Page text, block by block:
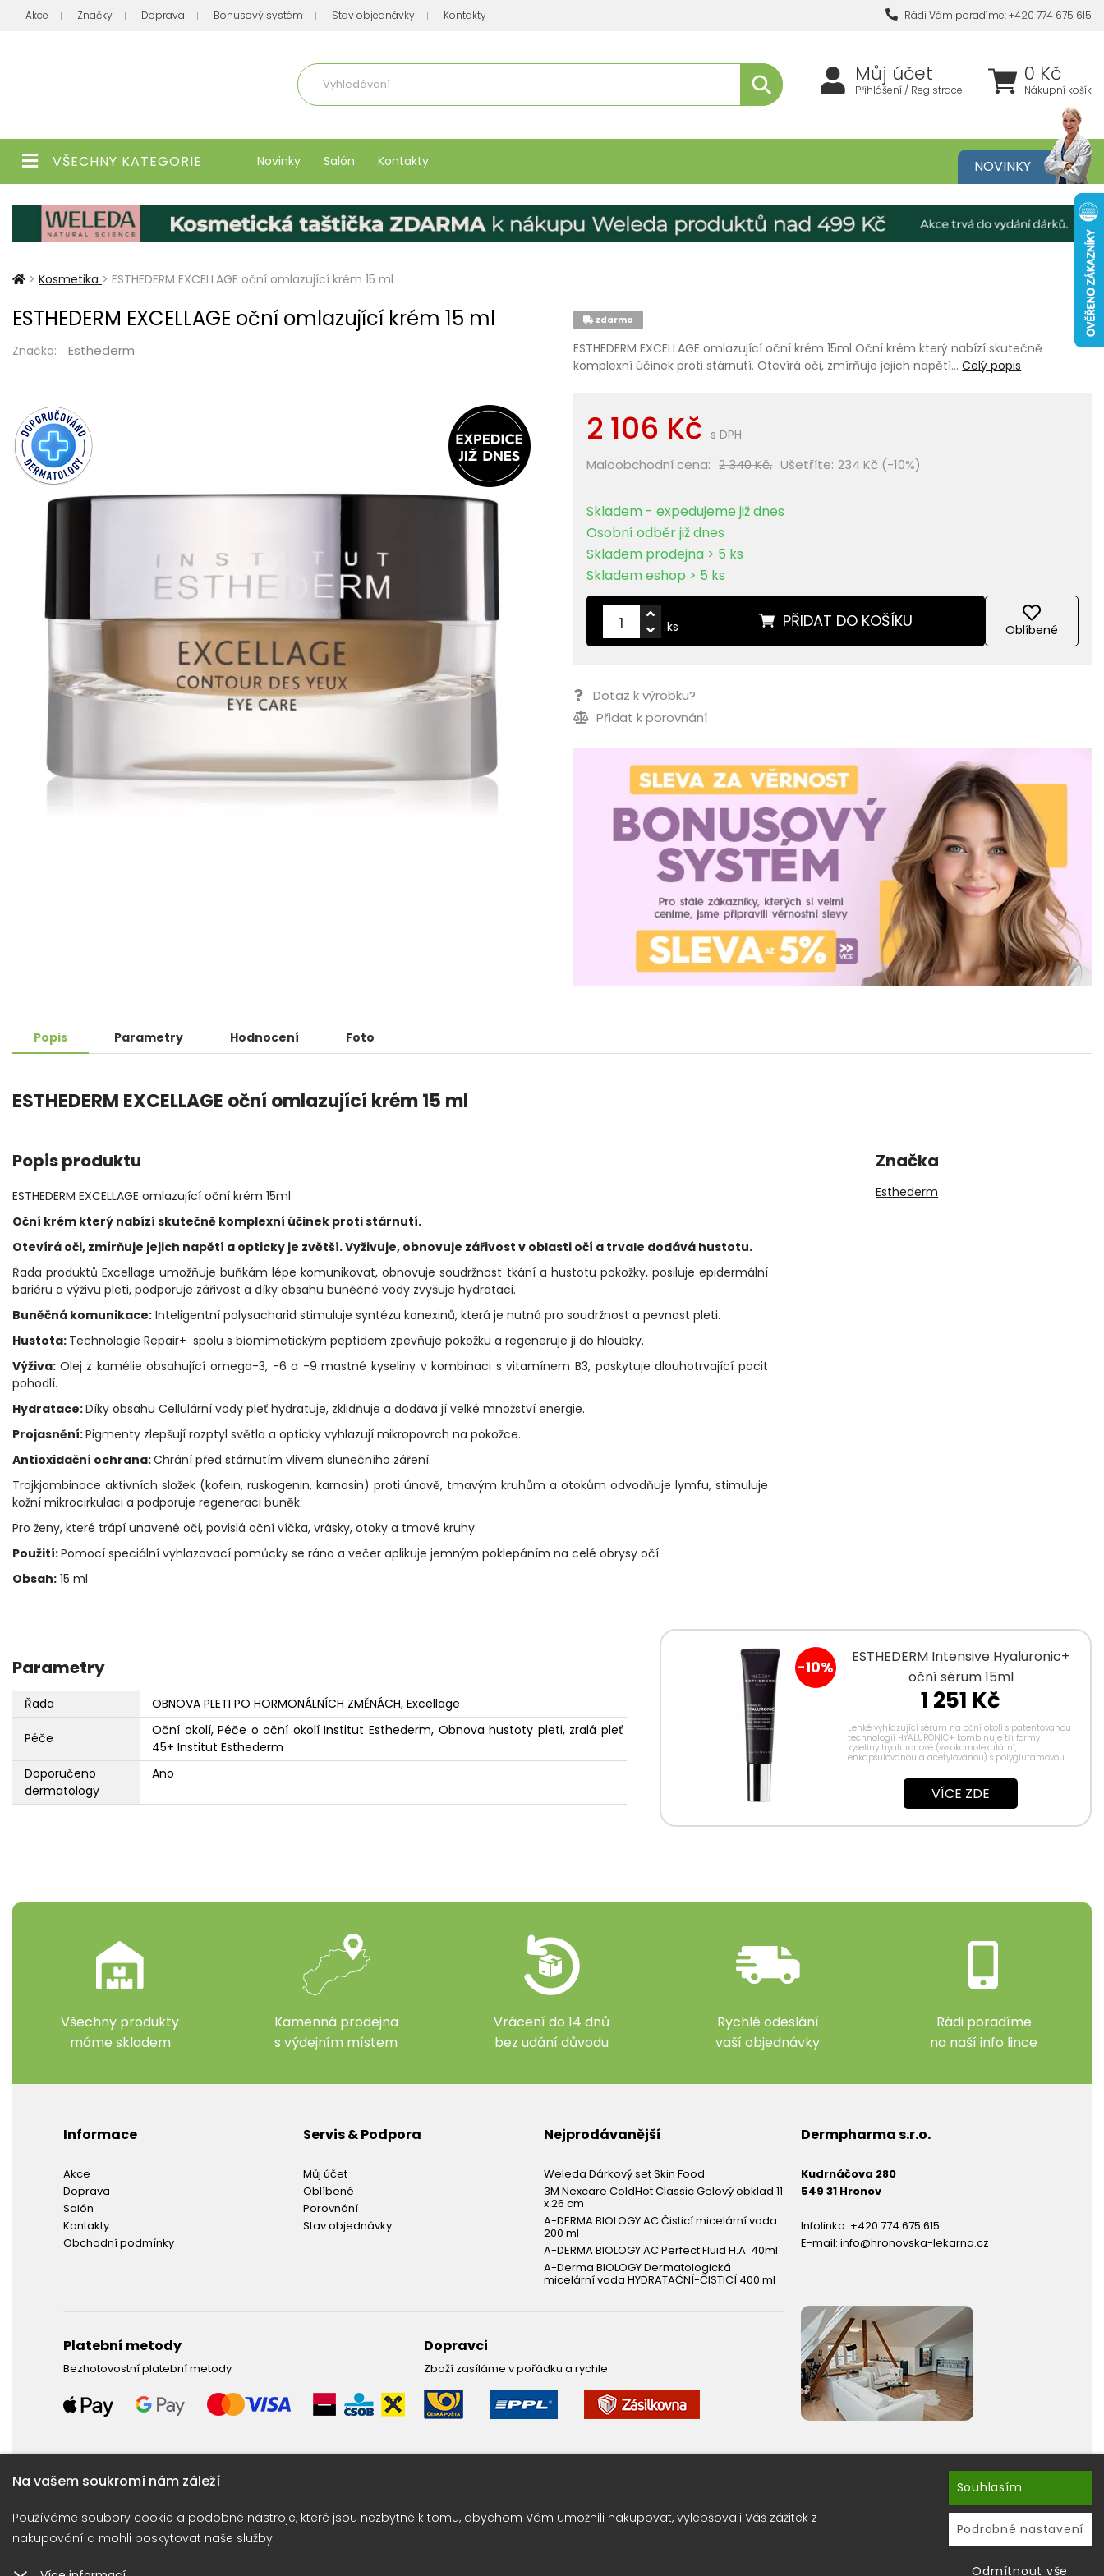
Akce Značky Doprava Bonusový systém Stav objednávky Kontakty Rádi Vám poradíme: +420 774 675 615
0 Kč
Nákupní košík
Můj účet
Přihlášení / Registrace
VŠECHNY KATEGORIE Novinky Salón Kontakty NOVINKY
> Kosmetika > ESTHEDERM EXCELLAGE oční omlazující krém 15 ml
ESTHEDERM EXCELLAGE oční omlazující krém 15 ml
Značka: Esthederm
zdarma
ESTHEDERM EXCELLAGE omlazující oční krém 15ml Oční krém který nabízí skutečně
komplexní účinek proti stárnutí. Otevírá oči, zmírňuje jejich napětí…Celý popis
2 106 Kč s DPH
Maloobchodní cena: 2 340 Kč, Ušetříte: 234 Kč (-10%)
Skladem - expedujeme již dnes
Osobní odběr již dnes
Skladem prodejna > 5 ks
Skladem eshop > 5 ks
PŘIDAT DO KOŠÍKU
ks Oblíbené
Dotaz k výrobku?
Přidat k porovnání
Popis Parametry Hodnocení Foto
ESTHEDERM EXCELLAGE oční omlazující krém 15 ml
Popis produktu
ESTHEDERM EXCELLAGE omlazující oční krém 15ml
Oční krém který nabízí skutečně komplexní účinek proti stárnutí.
Otevírá oči, zmírňuje jejich napětí a opticky je zvětší. Vyživuje, obnovuje zářivost v oblasti očí a trvale dodává hustotu.
Řada produktů Excellage umožňuje buňkám lépe komunikovat, obnovuje soudržnost tkání a hustotu pokožky, posiluje epidermální
bariéru a výživu pleti, podporuje zářivost a díky obsahu buněčné vody zvyšuje hydrataci.
Buněčná komunikace: Inteligentní polysacharid stimuluje syntézu konexinů, která je nutná pro soudržnost a pevnost pleti.
Hustota: Technologie Repair+ spolu s biomimetickým peptidem zpevňuje pokožku a regeneruje ji do hloubky.
Výživa: Olej z kamélie obsahující omega-3, -6 a -9 mastné kyseliny v kombinaci s vitamínem B3, poskytuje dlouhotrvající pocit
pohodlí.
Hydratace:Díky obsahu Cellulární vody pleť hydratuje, zklidňuje a dodává jí velké množství energie.
Projasnění:Pigmenty zlepšují rozptyl světla a opticky vyhlazují mikropovrch na pokožce.
Antioxidační ochrana:Chrání před stárnutím vlivem slunečního záření.
Trojkjombinace aktivních složek (kofein, ruskogenin, karnosin) proti únavě, tmavým kruhům a otokům odvodňuje lymfu, stimuluje
kožní mikrocirkulaci a podporuje regeneraci buněk.
Pro ženy, které trápí unavené oči, povislá oční víčka, vrásky, otoky a tmavé kruhy.
Použití:Pomocí speciální vyhlazovací pomůcky se ráno a večer aplikuje jemným poklepáním na celé obrysy očí.
Obsah: 15 ml
Značka
Esthederm
Parametry
Řada OBNOVA PLETI PO HORMONÁLNÍCH ZMĚNÁCH, Excellage
Péče
Oční okolí, Péče o oční okolí Institut Esthederm, Obnova hustoty pleti, zralá pleť
45+ Institut Esthederm
Doporučeno
dermatology
Ano
-10%
ESTHEDERM Intensive Hyaluronic+
oční sérum 15ml
1 251 Kč
Lehké vyhlazující sérum na oční okolí s patentovanou
technologií HYALURONIC+ kombinuje tři formy
kyseliny hyaluronové (vysokomolekulární,
enkapsulovanou a acetylovanou) s polyglutamovou
VÍCE ZDE
Všechny produkty
máme skladem
Kamenná prodejna
s výdejním místem
Vrácení do 14 dnů
bez udání důvodu
Rychlé odeslání
vaší objednávky
Rádi poradíme
na naší info lince
Informace
Akce
Doprava
Salón
Kontakty
Obchodní podmínky
Servis & Podpora
Můj účet
Oblíbené
Porovnání
Stav objednávky
Nejprodávanější
Weleda Dárkový set Skin Food
3M Nexcare ColdHot Classic Gelový obklad 11
x 26 cm
A-DERMA BIOLOGY AC Čisticí micelární voda
200 ml
A-DERMA BIOLOGY AC Perfect Fluid H.A. 40ml
A-Derma BIOLOGY Dermatologická
micelární voda HYDRATAČNÍ-ČISTICÍ 400 ml
Platební metody
Bezhotovostní platební metody
Dopravci
Zboží zasíláme v pořádku a rychle
Dermpharma s.r.o.
Kudrnáčova 280
549 31 Hronov
Infolinka: +420 774 675 615
E-mail: info@hronovska-lekarna.cz
Obraťte se na naší linku: +420 774 675 615 Chcete vědět o výhodných nabídkách jako první ? Přihlašte se k odběru newsletterů.
Na vašem soukromí nám záleží
Používáme soubory cookie a podobné nástroje, které jsou nezbytné k tomu, abychom Vám umožnili nakupovat, vylepšovali Váš zážitek z
nakupování a mohli poskytovat naše služby.
Souhlasím
Podrobné nastavení
Odmítnout vše